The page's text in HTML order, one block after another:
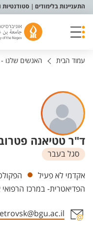
תפריט נגישות
התעניינות בלימודים סטודנטיות
עמוד הבית האנשים שלנו
ד"ר טטיאנה
סגל בעבר
יחידות
אקדמי לא פעיל
הפדיאטרית- במרכז הרפואי